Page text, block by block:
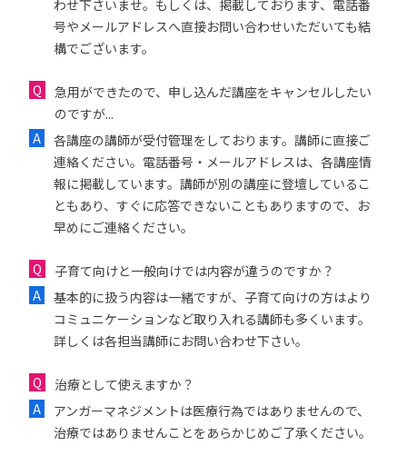
わせ下さいませ。もしくは、掲載しております、電話番
号やメールアドレスへ直接お問い合わせいただいても結
構でございます。
急用ができたので、申し込んだ講座をキャンセルしたい
のですが...
各講座の講師が受付管理をしております。講師に直接ご
連絡ください。電話番号・メールアドレスは、各講座情
報に掲載しています。講師が別の講座に登壇しているこ
ともあり、すぐに応答できないこともありますので、お
早めにご連絡ください。
子育て向けと一般向けでは内容が違うのですか？
基本的に扱う内容は一緒ですが、子育て向けの方はより
コミュニケーションなど取り入れる講師も多くいます。
詳しくは各担当講師にお問い合わせ下さい。
治療として使えますか？
アンガーマネジメントは医療行為ではありませんので、
治療ではありませんことをあらかじめご了承ください。